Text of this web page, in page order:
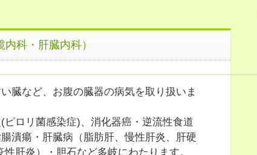
科・肝臓内科）
臓など、お腹の臓器の病気を取り扱いま
ロリ菌感染症)、消化器癌・逆流性食道
潰瘍・肝臓病（脂肪肝、慢性肝炎、肝硬
肝炎）・胆石など多岐にわたります。